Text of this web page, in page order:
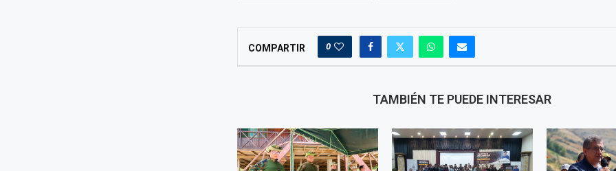
COMPARTIR 0
TAMBIÉN TE PUEDE INTERESAR